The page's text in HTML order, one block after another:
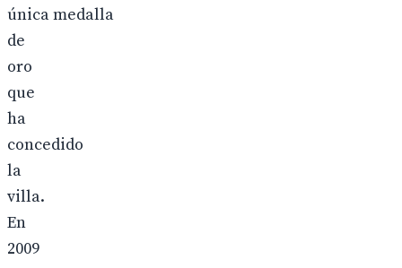
única medalla
de
oro
que
ha
concedido
la
villa.
En
2009